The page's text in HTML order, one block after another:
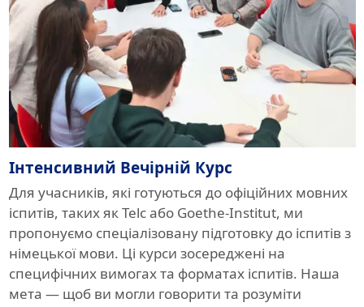
Інтенсивний Вечірній Курс
Для учасників, які готуються до офіційних мовних
іспитів, таких як Telc або Goethe-Institut, ми
пропонуємо спеціалізовану підготовку до іспитів з
німецької мови. Ці курси зосереджені на
специфічних вимогах та форматах іспитів. Наша
мета — щоб ви могли говорити та розуміти